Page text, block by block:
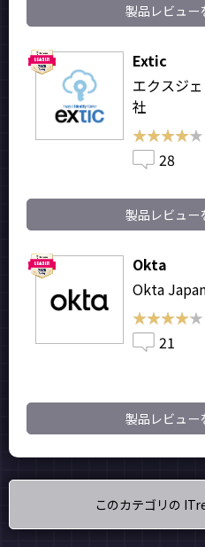
製品レビュー
Extic
エクスジ
社
★★★★★
★★★★★
28
製品レビュー
Okta
Okta
★★★★★
★★★★★
21
製品レビュー
このカテゴリの